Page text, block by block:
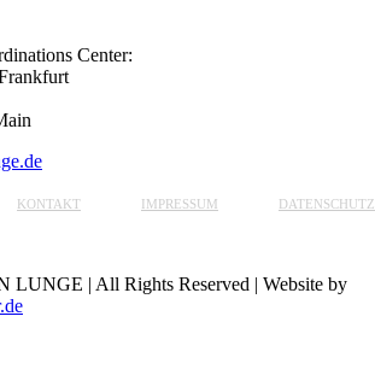
Center:
KONTAKT IMPRESSUM DATENSCHUTZ
LUNGE | All Rights Reserved | Website by